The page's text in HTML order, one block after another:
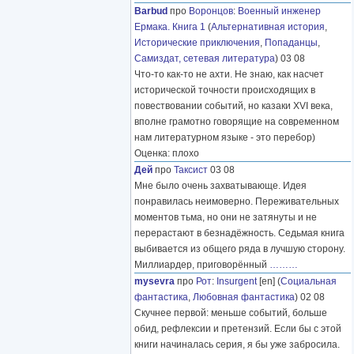
Barbud про Воронцов: Военный инженер
Ермака. Книга 1 (Альтернативная история,
Исторические приключения, Попаданцы,
Самиздат, сетевая литература) 03 08
Что-то как-то не ахти. Не знаю, как насчет
исторической точности происходящих в
повествовании событий, но казаки XVI века,
вполне грамотно говорящие на современном
нам литературном языке - это перебор)
Оценка: плохо
Дей про Таксист 03 08
Мне было очень захватывающе. Идея
понравилась неимоверно. Переживательных
моментов тьма, но они не затянуты и не
перерастают в безнадёжность. Седьмая книга
выбивается из общего ряда в лучшую сторону.
Миллиардер, приговорённый ………
mysevra про Рот: Insurgent[en] (Социальная
фантастика, Любовная фантастика) 02 08
Скучнее первой: меньше событий, больше
обид, рефлексии и претензий. Если бы с этой
книги начиналась серия, я бы уже забросила.